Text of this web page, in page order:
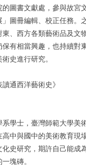
圖書文獻處，參與故宮
圖冊編輯、校正任務。
、西方各類藝術品及文
有相當興趣，也持續對
史進行研究。
通西洋藝術史》
學士，臺灣師範大學美
中與國中的美術教育現
史研究，期許自己能成
塊磚。